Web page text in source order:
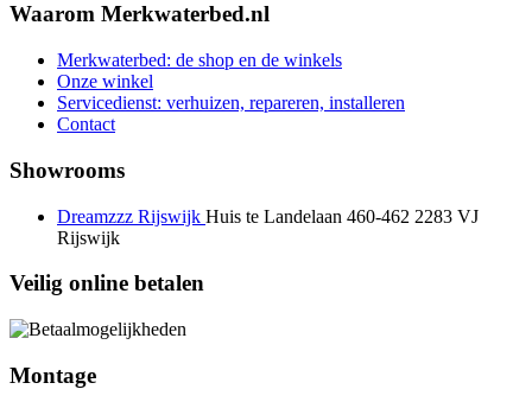
Waarom Merkwaterbed.nl
Merkwaterbed: de shop en de winkels
Onze winkel
Servicedienst: verhuizen, repareren, installeren
Contact
Showrooms
Dreamzzz Rijswijk Huis te Landelaan 460-462 2283 VJ
Rijswijk
Veilig online betalen
Montage